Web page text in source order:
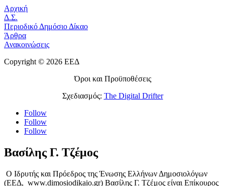
Αρχική
Δ.Σ.
Περιοδικό Δημόσιο Δίκαο
Άρθρα
Ανακοινώσεις
Copyright © 2026 ΕΕΔ
Όροι και Προϋποθέσεις
Σχεδιασμός: The Digital Drifter
Follow
Follow
Follow
Βασίλης Γ. Τζέμος
Ο Ιδρυτής και Πρόεδρος της Ένωσης Ελλήνων Δημοσιολόγων
(ΕΕΔ, www.dimosiodikaio.gr) Βασίλης Γ. Τζέμος είναι Επίκουρος